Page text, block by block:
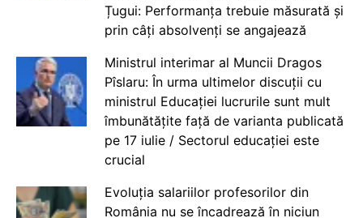
Țugui: Performanța trebuie măsurată și
prin câți absolvenți se angajează
Ministrul interimar al Muncii Dragos
Pîslaru: În urma ultimelor discuții cu
ministrul Educației lucrurile sunt mult
îmbunătățite față de varianta publicată
pe 17 iulie / Sectorul educației este
crucial
Evoluția salariilor profesorilor din
România nu se încadrează în niciun